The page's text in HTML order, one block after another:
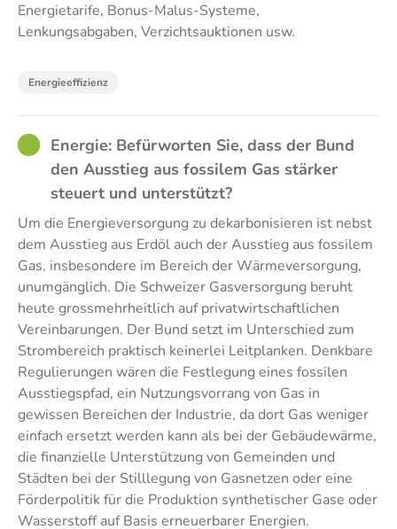
Energietarife, Bonus-Malus-Systeme,
Lenkungsabgaben, Verzichtsauktionen usw.
Energieeffizienz
GOODEnergie: Befürworten Sie, dass der Bund
den Ausstieg aus fossilem Gas stärker
steuert und unterstützt?
Um die Energieversorgung zu dekarbonisieren ist nebst
dem Ausstieg aus Erdöl auch der Ausstieg aus fossilem
Gas, insbesondere im Bereich der Wärmeversorgung,
unumgänglich. Die Schweizer Gasversorgung beruht
heute grossmehrheitlich auf privatwirtschaftlichen
Vereinbarungen. Der Bund setzt im Unterschied zum
Strombereich praktisch keinerlei Leitplanken. Denkbare
Regulierungen wären die Festlegung eines fossilen
Ausstiegspfad, ein Nutzungsvorrang von Gas in
gewissen Bereichen der Industrie, da dort Gas weniger
einfach ersetzt werden kann als bei der Gebäudewärme,
die finanzielle Unterstützung von Gemeinden und
Städten bei der Stilllegung von Gasnetzen oder eine
Förderpolitik für die Produktion synthetischer Gase oder
Wasserstoff auf Basis erneuerbarer Energien.